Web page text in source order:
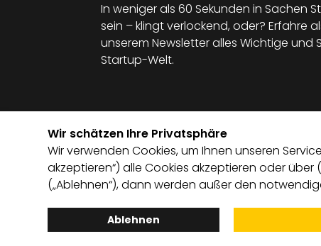
In weniger als 60 Sekunden in Sachen
sein – klingt verlockend, oder? Erfahre
unserem Newsletter alles Wichtige und
Startup-Welt.
English
Wir schätzen Ihre Privatsphäre
Wir verwenden Cookies, um Ihnen unseren
akzeptieren“) alle Cookies akzeptieren oder über
(„Ablehnen“), dann werden außer den
Ablehnen